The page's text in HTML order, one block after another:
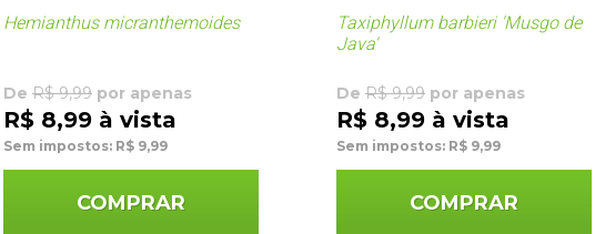
Hemianthus micranthemoides
De R$ 9,99 por apenas
R$ 8,99 à vista
Sem impostos: R$ 9,99
COMPRAR
Taxiphyllum barbieri 'Musgo de
Java'
De R$ 9,99 por apenas
R$ 8,99 à vista
Sem impostos: R$ 9,99
COMPRAR